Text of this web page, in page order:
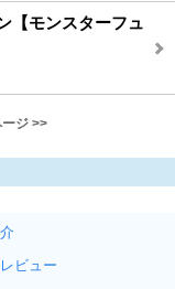
【モンスターフュ
ジ >>
ビュー